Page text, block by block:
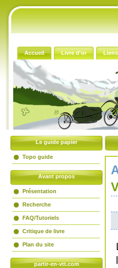
Accueil Livre d'or
Le guide papier
Topo guide
Avant propos
Présentation
Recherche
FAQ/Tutoriels
Critique de livre
Plan du site
partir-en-vtt.com